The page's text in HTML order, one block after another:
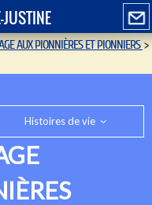
AUX PIONNIÈRES ET PIONNIERS>
Histoires de vie